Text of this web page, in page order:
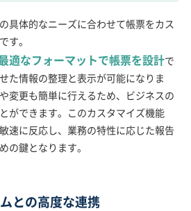
具体的なニーズに合わせて帳票をカス
す。
適なフォーマットで帳票を設計で
た情報の整理と表示が可能になりま
変更も簡単に行えるため、ビジネスの
ができます。このカスタマイズ機能
速に反応し、業務の特性に応じた報告
の鍵となります。
との高度な連携